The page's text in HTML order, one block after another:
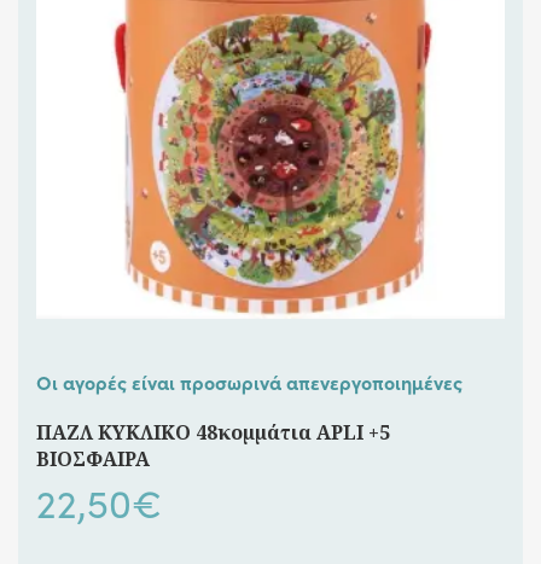
Οι αγορές είναι προσωρινά απενεργοποιημένες
ΠΑΖΛ ΚΥΚΛΙΚΟ 48κομμάτια APLI +5
ΒΙΟΣΦΑΙΡΑ
22,50€